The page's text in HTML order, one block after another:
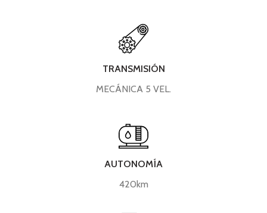
TRANSMISIÓN
MECÁNICA 5 VEL.
AUTONOMÍA
420km